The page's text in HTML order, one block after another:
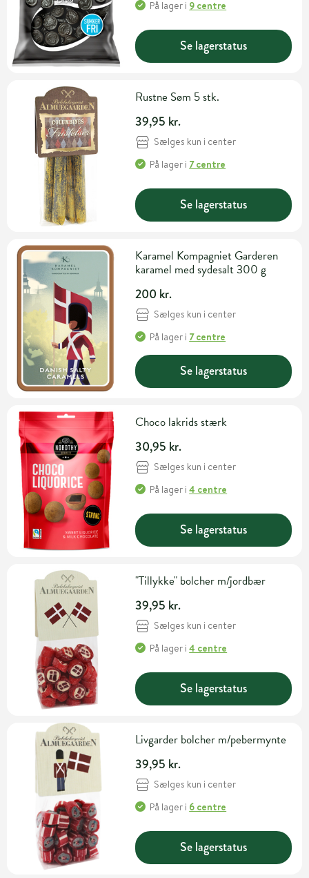
På lager i 9 centre
Se lagerstatus
Rustne Søm 5 stk.
39,95 kr.
Sælges kun i center
På lager i 7 centre
Se lagerstatus
Karamel Kompagniet Garderen
karamel med sydesalt 300 g
200 kr.
Sælges kun i center
På lager i 7 centre
Se lagerstatus
Choco lakrids stærk
30,95 kr.
Sælges kun i center
På lager i4 centre
Se lagerstatus
"Tillykke" bolcher m/jordbær
39,95 kr.
Sælges kun i center
På lager i4 centre
Se lagerstatus
Livgarder bolcher m/pebermynte
39,95 kr.
Sælges kun i center
På lager i 6 centre
Se lagerstatus